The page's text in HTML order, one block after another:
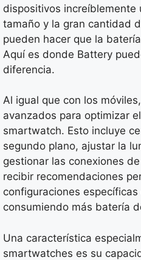
dispositivos increíblemente
tamaño y la gran cantidad
pueden hacer que la
Aquí es donde Battery
diferencia.
Al igual que con los
avanzados para optimizar
smartwatch. Esto incluye
segundo plano, ajustar la
gestionar las conexiones
recibir recomendaciones
configuraciones
consumiendo más batería
Una característica
smartwatches es su